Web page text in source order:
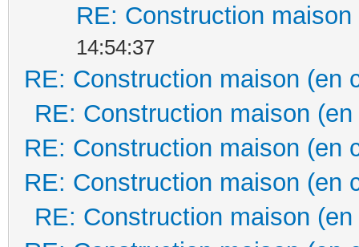
RE: Construction
14:54:37
RE: Construction maison (en
RE: Construction maison
RE: Construction maison (en
RE: Construction maison (en
RE: Construction maison